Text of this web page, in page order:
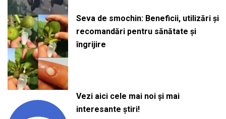
Seva de smochin: Beneficii, utilizări și
recomandări pentru sănătate și
îngrijire
Vezi aici cele mai noi și mai
interesante știri!